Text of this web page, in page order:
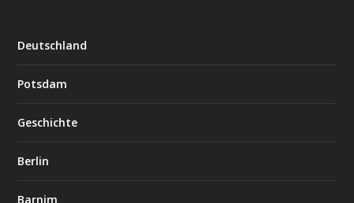
Deutschland
Potsdam
Geschichte
Berlin
Barnim